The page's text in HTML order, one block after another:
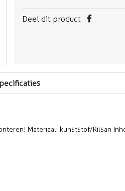
Deel dit product
Materiaal: kunststof/Rilsan